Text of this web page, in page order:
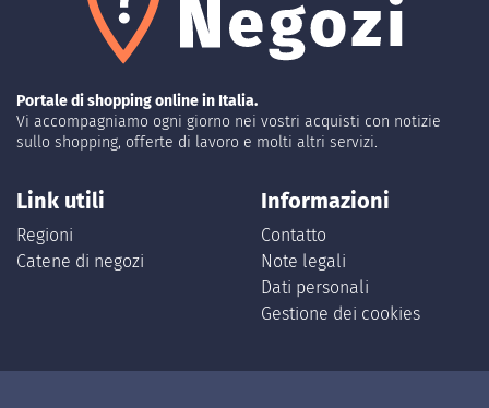
Portale di shopping online in Italia.
Vi accompagniamo ogni giorno nei vostri acquisti con notizie
sullo shopping, offerte di lavoro e molti altri servizi.
Link utili
Regioni
Catene di negozi
Informazioni
Contatto
Note legali
Dati personali
Gestione dei cookies